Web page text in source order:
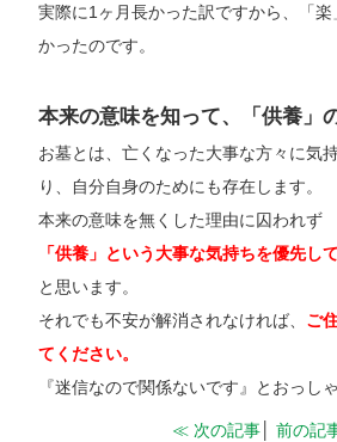
実際に1ヶ月長かった訳ですから、「
かったのです。
本来の意味を知って、「供養」
お墓とは、亡くなった大事な方々に気
り、自分自身のためにも存在します。
本来の意味を無くした理由に囚われず
「供養」という大事な気持ちを優先し
と思います。
それでも不安が解消されなければ、 ご
てください。
『迷信なので関係ないです』とおっし
≪ 次の記事│ 前の記